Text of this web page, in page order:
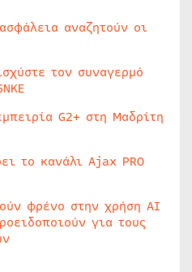
αναζητούν οι
τον συναγερμό
G2+ στη Μαδρίτη
το κανάλι Ajax PRO
φρένο στην χρήση AI
για τους